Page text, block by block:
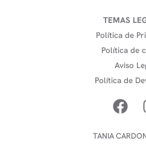
TEMAS
Política de
Política de
Aviso
Política de
TANIA